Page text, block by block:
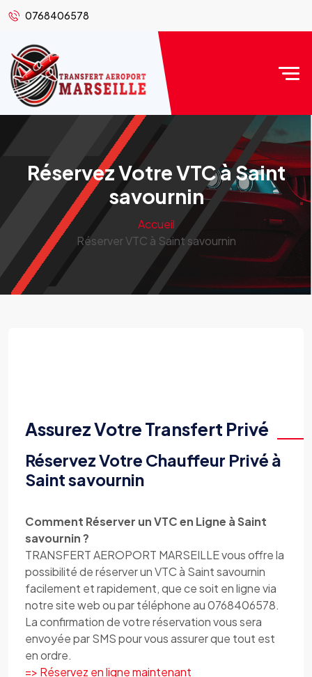
0768406578
Réservez Votre VTC à Saint
savournin
Accueil
Réserver VTC à Saint savournin
Assurez Votre Transfert Privé
Réservez Votre Chauffeur Privé à
Saint savournin
Comment Réserver un VTC en Ligne à Saint
savournin ?
TRANSFERT AEROPORT MARSEILLE vous offre la
possibilité de réserver un VTC à Saint savournin
facilement et rapidement, que ce soit en ligne via
notre site web ou par téléphone au 0768406578.
La confirmation de votre réservation vous sera
envoyée par SMS pour vous assurer que tout est
en ordre.
=> Réservez en ligne maintenant